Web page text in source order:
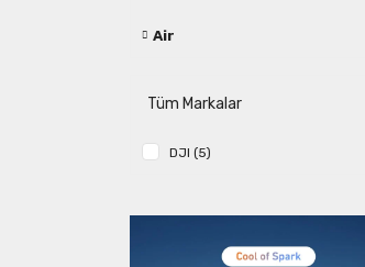
Air
Tüm Markalar
DJI (5)